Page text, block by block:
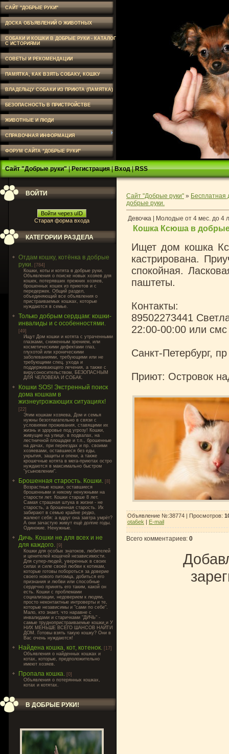
САЙТ "ДОБРЫЕ РУКИ"
ДОСКА ОБЪЯВЛЕНИЙ О ЖИВОТНЫХ
СОБАКИ И КОШКИ В ДОБРЫЕ РУКИ - КАТАЛОГ
С ИСТОРИЯМИ
СОВЕТЫ И РЕКОМЕНДАЦИИ
ПАМЯТКА, КАК ВЗЯТЬ СОБАКУ, КОШКУ
ВЛАДЕЛЬЦУ СОБАКИ ИЗ ПРИЮТА (ПАМЯТКА)
БЕЗОПАСНОСТЬ В ПРИСТРОЙСТВЕ
ЖИВОТНЫЕ И ЛЮДИ
СПРАВОЧНАЯ ИНФОРМАЦИЯ
ФОРУМ САЙТА "ДОБРЫЕ РУКИ"
Сайт "Добрые руки"|Регистрация|Вход|RSS
ВОЙТИ
Войти через uID
Старая форма входа
КАТЕГОРИИ РАЗДЕЛА
Отдам кошку, котёнка в добрые
руки. [784]
Кошки, коты и котята в добрые руки.
Объявления о поиске новых хозяев для
кошек, потерявших прежних хозяев,
брошенных кошек из приютов и с
передержек. Общий раздел,
объединяющий все объявления о
пристраиваемых кошках, которые
нуждаются в семье.
Только добрым сердцам: кошки-
инвалиды и с особенностями.
[49]
Ищут Дом кошки и котята с утраченными
глазками, сниженным зрением, или
косметическими дефектами глаз,
глухотой или хроническими
заболеваниями, требующими или не
требующими спец. ухода и
поддерживающего лечения, а также с
вирусоносительством, БЕЗОПАСНЫМ
ДЛЯ ЧЕЛОВЕКА И СОБАК.
Кошки SOS! Экстренный поиск
дома кошкам в
жизнеугрожающих ситуациях!
[22]
Этим кошкам хозяева, Дом и семья
нужны безотлагательно в связи с
условиями проживания, ставящими их
жизнь и здоровье под угрозу! Кошки,
живущие на улице, в подвалах, на
лестничной площадке и т.п., брошенные
на дачах, при переездах и пр. своими
хозяевами, оставшиеся без еды,
укрытия, защиты и опеки, а также
крошечные котята в мега-приютах остро
нуждаются в максимально быстром
"усыновлении".
Брошенная старость. Кошки. [8]
Возрастные кошки, оставшиеся
брошенными и никому ненужными на
старости лет. Кошки старше 8 лет.
Самая страшная штука в жизни - не
старость, а брошенная старость. Их
забирают в семью крайне редко,
жалеют себя: а вдруг она завтра умрёт?
А они зачастую живут ещё долгие годы.
Одинокие. Ненужные.
Дичь. Кошки не для всех и не
для каждого. [9]
Кошки для особых знатоков, любителей
и ценителей кошачей независимости.
Для супер-людей, уверенных в своих
силах и силе своей любви к котикам,
которые готовы побороться за доверие
своего нового питомца, добиться его
признания и любви или способные
сердечно принять его таким, какой он
есть. Кошки с проблемами
социализации, недоверием к людям,
просто неконтактные интроверты и те,
которые независимы и "сами по себе".
Мало, кто знает, что наравне с
инвалидами и старичками "ДИЧЬ" -
самые труднопристраиваемые кошки и У
НИХ МЕНЬШЕ ВСЕГО ШАНСОВ НАЙТИ
ДОМ. Готовы взять такую кошку? Они в
Вас очень нуждаются!
Найдена кошка, кот, котенок. [17]
Объявления о найденных кошках и
котах, которые, предположительно
имеют хозяев.
Пропала кошка. [0]
Объявления о потерянных кошках,
котах и котятах.
В ДОБРЫЕ РУКИ!
Сайт "Добрые руки" » Бесплатная
добрые руки.
Девочка | Молодые от 4 мес. до 4
Кошка Ксюша в
Ищет дом кошка
кастрирована.
спокойная.
паштеты.
Контакты:
89502273441
22:00-00:00 или смс
Санкт-Петербург,
Приют: Островок
Объявление №:38774 | Просмотров:
ota6ek | E-mail
Всего комментариев: 0